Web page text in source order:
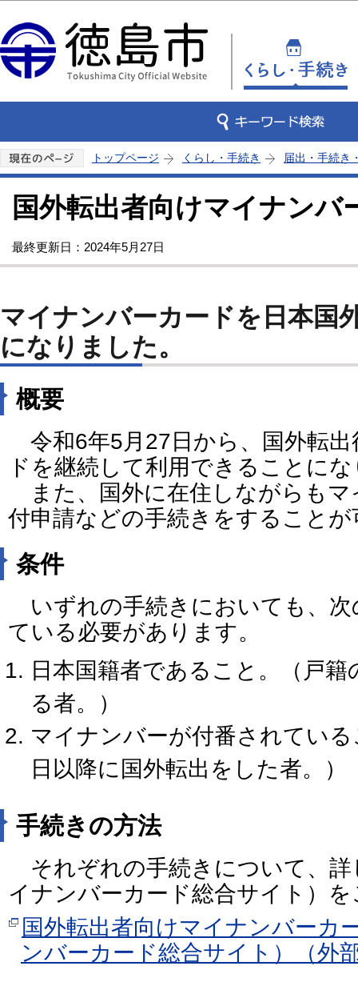
トップページ くらし・手続き 届出・手続き
国外転出者向けマイナンバ
最終更新日：2024年5月27日
マイナンバーカードを日本国
になりました。
概要
令和6年5月27日から、国外転
ドを継続して利用できることに
また、国外に在住しながらもマ
付申請などの手続きをすること
条件
いずれの手続きにおいても、次
ている必要があります。
日本国籍者であること。（戸
る者。）
マイナンバーが付番されてい
日以降に国外転出をした者。）
手続きの方法
それぞれの手続きについて、詳
イナンバーカード総合サイト）
国外転出者向けマイナンバーカ
ンバーカード総合サイト）（外